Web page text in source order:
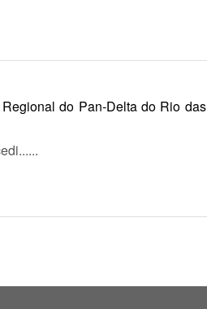
do Pan-Delta do Rio das